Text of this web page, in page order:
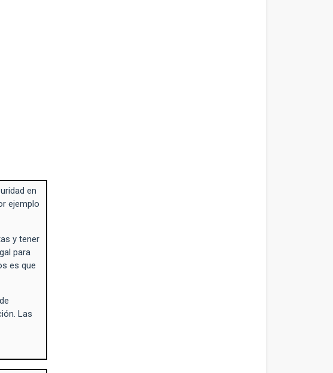
en
ejemplo
y tener
para
es que
Las